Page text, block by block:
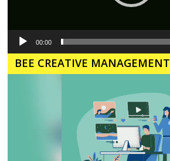
00:00
BEE CREATIVE MANAGEMENT